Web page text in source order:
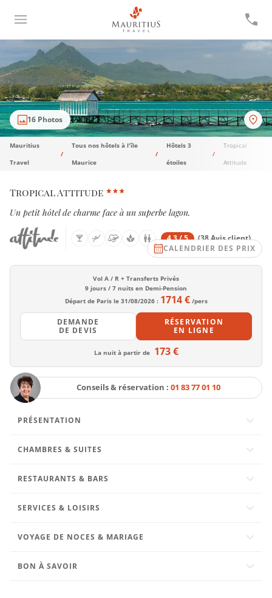
16 Photos
Mauritius
Travel
Tous nos hôtels à l'île
Maurice
Hôtels 3
étoiles
Tropical
Attitude
Vol A / R + Transferts Privés
9 jours / 7 nuits en Demi-Pension
Départ de Paris le 31/08/2026 : 1714 € /pers
DEMANDE
DE DEVIS
RÉSERVATION
EN LIGNE
La nuit à partir de 173 €
Conseils & réservation : 01 83 77 01 10
Tropical Attitude
Un petit hôtel de charme face à un superbe lagon.
4.3 / 5 (38 Avis client)
CALENDRIER DES PRIX
PRÉSENTATION
CHAMBRES & SUITES
RESTAURANTS & BARS
SERVICES & LOISIRS
VOYAGE DE NOCES & MARIAGE
BON À SAVOIR